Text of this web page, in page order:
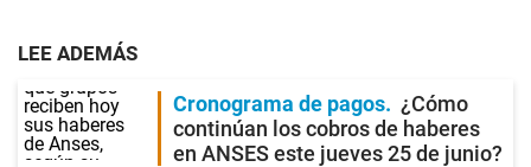
LEE ADEMÁS
Cronograma de pagos
¿Cómo
continúan los cobros de haberes
en ANSES este jueves 25 de junio?